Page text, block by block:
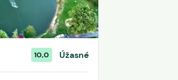
10,0 Úžasné